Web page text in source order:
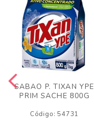
SABAO P. TIXAN YPE
PRIM SACHE 800G
Código: 54731